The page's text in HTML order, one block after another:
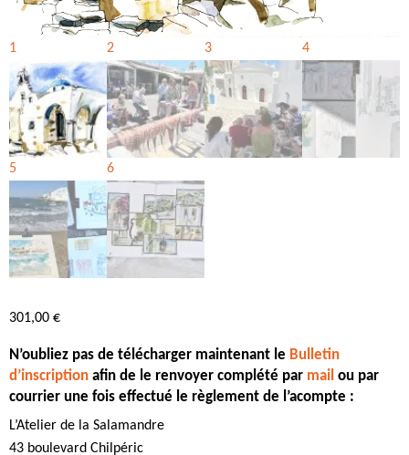
301,00 €
N’oubliez pas de télécharger maintenant le Bulletin
d’inscription afin de le renvoyer complété par mail ou par
courrier une fois effectué le règlement de l’acompte :
L’Atelier de la Salamandre
43 boulevard Chilpéric